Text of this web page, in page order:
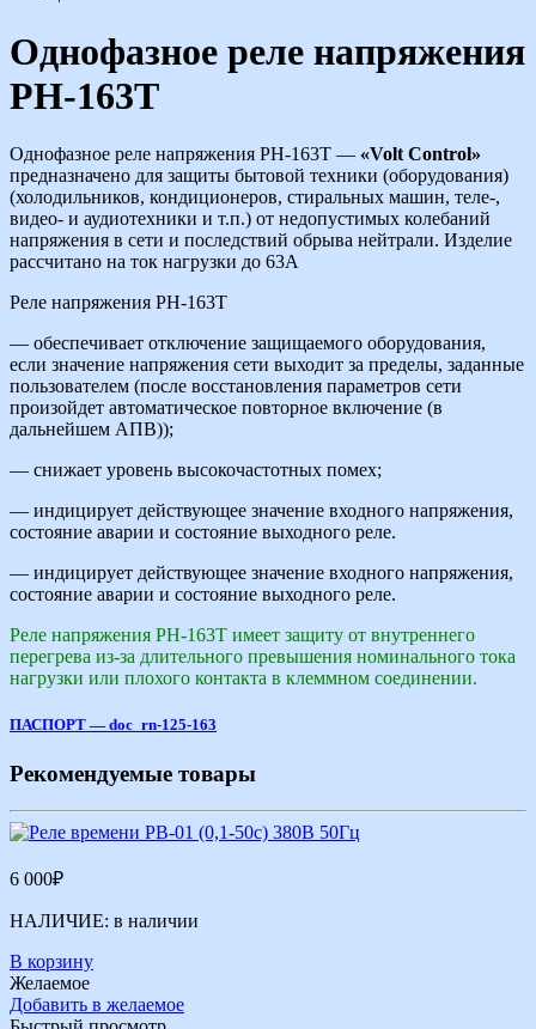
Однофазное реле напряжения
РН-163Т
Однофазное реле напряжения РН-163Т — «Volt Control»
предназначено для защиты бытовой техники (оборудования)
(холодильников, кондиционеров, стиральных машин, теле-,
видео- и аудиотехники и т.п.) от недопустимых колебаний
напряжения в сети и последствий обрыва нейтрали. Изделие
рассчитано на ток нагрузки до 63А
Реле напряжения РН-163Т
— обеспечивает отключение защищаемого оборудования,
если значение напряжения сети выходит за пределы, заданные
пользователем (после восстановления параметров сети
произойдет автоматическое повторное включение (в
дальнейшем АПВ));
— снижает уровень высокочастотных помех;
— индицирует действующее значение входного напряжения,
состояние аварии и состояние выходного реле.
— индицирует действующее значение входного напряжения,
состояние аварии и состояние выходного реле.
Реле напряжения РН-163Т имеет защиту от внутреннего
перегрева из-за длительного превышения номинального тока
нагрузки или плохого контакта в клеммном соединении.
ПАСПОРТ — doc_rn-125-163
Рекомендуемые товары
6 000₽
НАЛИЧИЕ: в наличии
В корзину
Желаемое
Добавить в желаемое